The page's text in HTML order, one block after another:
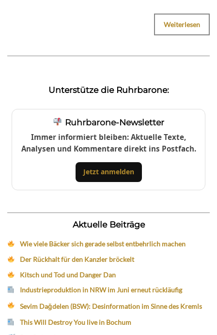
Weiterlesen
Unterstütze die Ruhrbarone:
Ruhrbarone-Newsletter
Immer informiert bleiben: Aktuelle Texte,
Analysen und Kommentare direkt ins Postfach.
Jetzt anmelden
Aktuelle Beiträge
Wie viele Bäcker sich gerade selbst entbehrlich machen
Der Rückhalt für den Kanzler bröckelt
Kitsch und Tod und Danger Dan
Industrieproduktion in NRW im Juni erneut rückläufig
Sevim Dağdelen (BSW): Desinformation im Sinne des Kremls
This Will Destroy You live in Bochum